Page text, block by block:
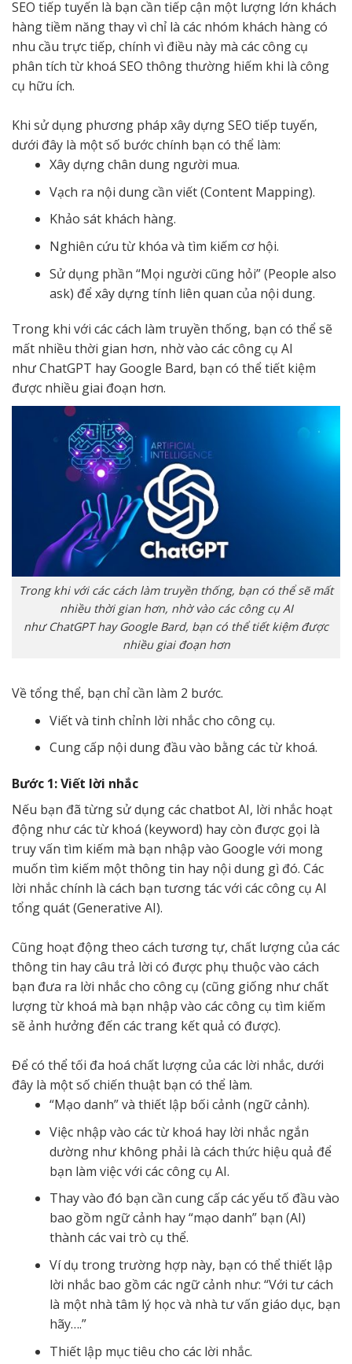
SEO tiếp tuyến là bạn cần tiếp cận một lượng lớn khách
hàng tiềm năng thay vì chỉ là các nhóm khách hàng có
nhu cầu trực tiếp, chính vì điều này mà các công cụ
phân tích từ khoá SEO thông thường hiếm khi là công
cụ hữu ích.
Khi sử dụng phương pháp xây dựng SEO tiếp tuyến,
dưới đây là một số bước chính bạn có thể làm:
Xây dựng chân dung người mua.
Vạch ra nội dung cần viết (Content Mapping).
Khảo sát khách hàng.
Nghiên cứu từ khóa và tìm kiếm cơ hội.
Sử dụng phần “Mọi người cũng hỏi” (People also
ask) để xây dựng tính liên quan của nội dung.
Trong khi với các cách làm truyền thống, bạn có thể sẽ
mất nhiều thời gian hơn, nhờ vào các công cụ AI
như ChatGPT hay Google Bard, bạn có thể tiết kiệm
được nhiều giai đoạn hơn.
Trong khi với các cách làm truyền thống, bạn có thể sẽ mất
nhiều thời gian hơn, nhờ vào các công cụ AI
như ChatGPT hay Google Bard, bạn có thể tiết kiệm được
nhiều giai đoạn hơn
Về tổng thể, bạn chỉ cần làm 2 bước.
Viết và tinh chỉnh lời nhắc cho công cụ.
Cung cấp nội dung đầu vào bằng các từ khoá.
Bước 1: Viết lời nhắc
Nếu bạn đã từng sử dụng các chatbot AI, lời nhắc hoạt
động như các từ khoá (keyword) hay còn được gọi là
truy vấn tìm kiếm mà bạn nhập vào Google với mong
muốn tìm kiếm một thông tin hay nội dung gì đó. Các
lời nhắc chính là cách bạn tương tác với các công cụ AI
tổng quát (Generative AI).
Cũng hoạt động theo cách tương tự, chất lượng của các
thông tin hay câu trả lời có được phụ thuộc vào cách
bạn đưa ra lời nhắc cho công cụ (cũng giống như chất
lượng từ khoá mà bạn nhập vào các công cụ tìm kiếm
sẽ ảnh hưởng đến các trang kết quả có được).
Để có thể tối đa hoá chất lượng của các lời nhắc, dưới
đây là một số chiến thuật bạn có thể làm.
“Mạo danh” và thiết lập bối cảnh (ngữ cảnh).
Việc nhập vào các từ khoá hay lời nhắc ngắn
dường như không phải là cách thức hiệu quả để
bạn làm việc với các công cụ AI.
Thay vào đó bạn cần cung cấp các yếu tố đầu vào
bao gồm ngữ cảnh hay “mạo danh” bạn (AI)
thành các vai trò cụ thể.
Ví dụ trong trường hợp này, bạn có thể thiết lập
lời nhắc bao gồm các ngữ cảnh như: “Với tư cách
là một nhà tâm lý học và nhà tư vấn giáo dục, bạn
hãy….”
Thiết lập mục tiêu cho các lời nhắc.